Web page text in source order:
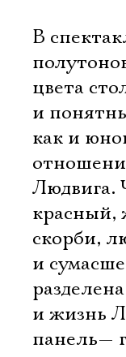
В
цвета
и
как и
Людвига.
красный,
скорби,
и
и жизнь
панель—